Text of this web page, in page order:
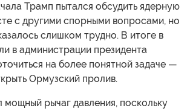
Трамп пытался обсудить ядерную
с другими спорными вопросами, но
слишком трудно. В итоге в
в администрации президента
на более понятной задаче —
Ормузский пролив.
мощный рычаг давления, поскольку